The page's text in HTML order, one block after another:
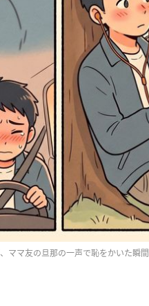
ママ友の旦那の一声で恥をかいた瞬間